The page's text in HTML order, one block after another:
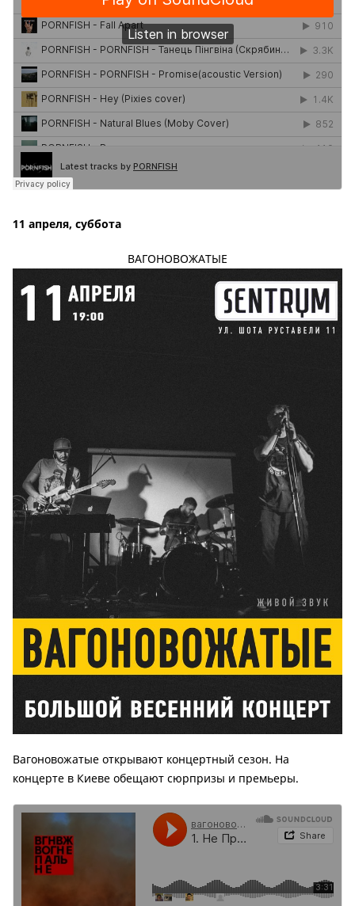
11 апреля, суббота
ВАГОНОВОЖАТЫЕ
Вагоновожатые открывают концертный сезон. На
концерте в Киеве обещают сюрпризы и премьеры.